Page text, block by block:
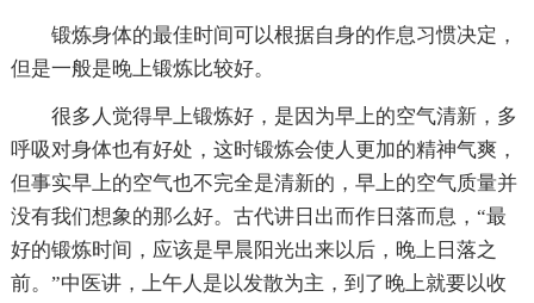
锻炼身体的最佳时间可以根据自身的作息习惯决定，
但是一般是晚上锻炼比较好。
很多人觉得早上锻炼好，是因为早上的空气清新，多
呼吸对身体也有好处，这时锻炼会使人更加的精神气爽，
但事实早上的空气也不完全是清新的，早上的空气质量并
没有我们想象的那么好。古代讲日出而作日落而息，“最
好的锻炼时间，应该是早晨阳光出来以后，晚上日落之
前。”中医讲，上午人是以发散为主，到了晚上就要以收